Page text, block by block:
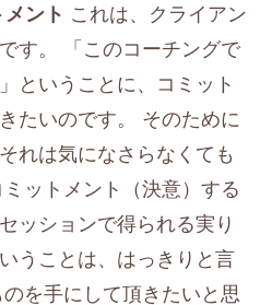
ント これは、クライアン
す。 「このコーチングで
ということに、コミット
たいのです。 そのために
れは気になさらなくても
ットメント（決意）する
ッションで得られる実り
うことは、はっきりと言
を手にして頂きたいと思